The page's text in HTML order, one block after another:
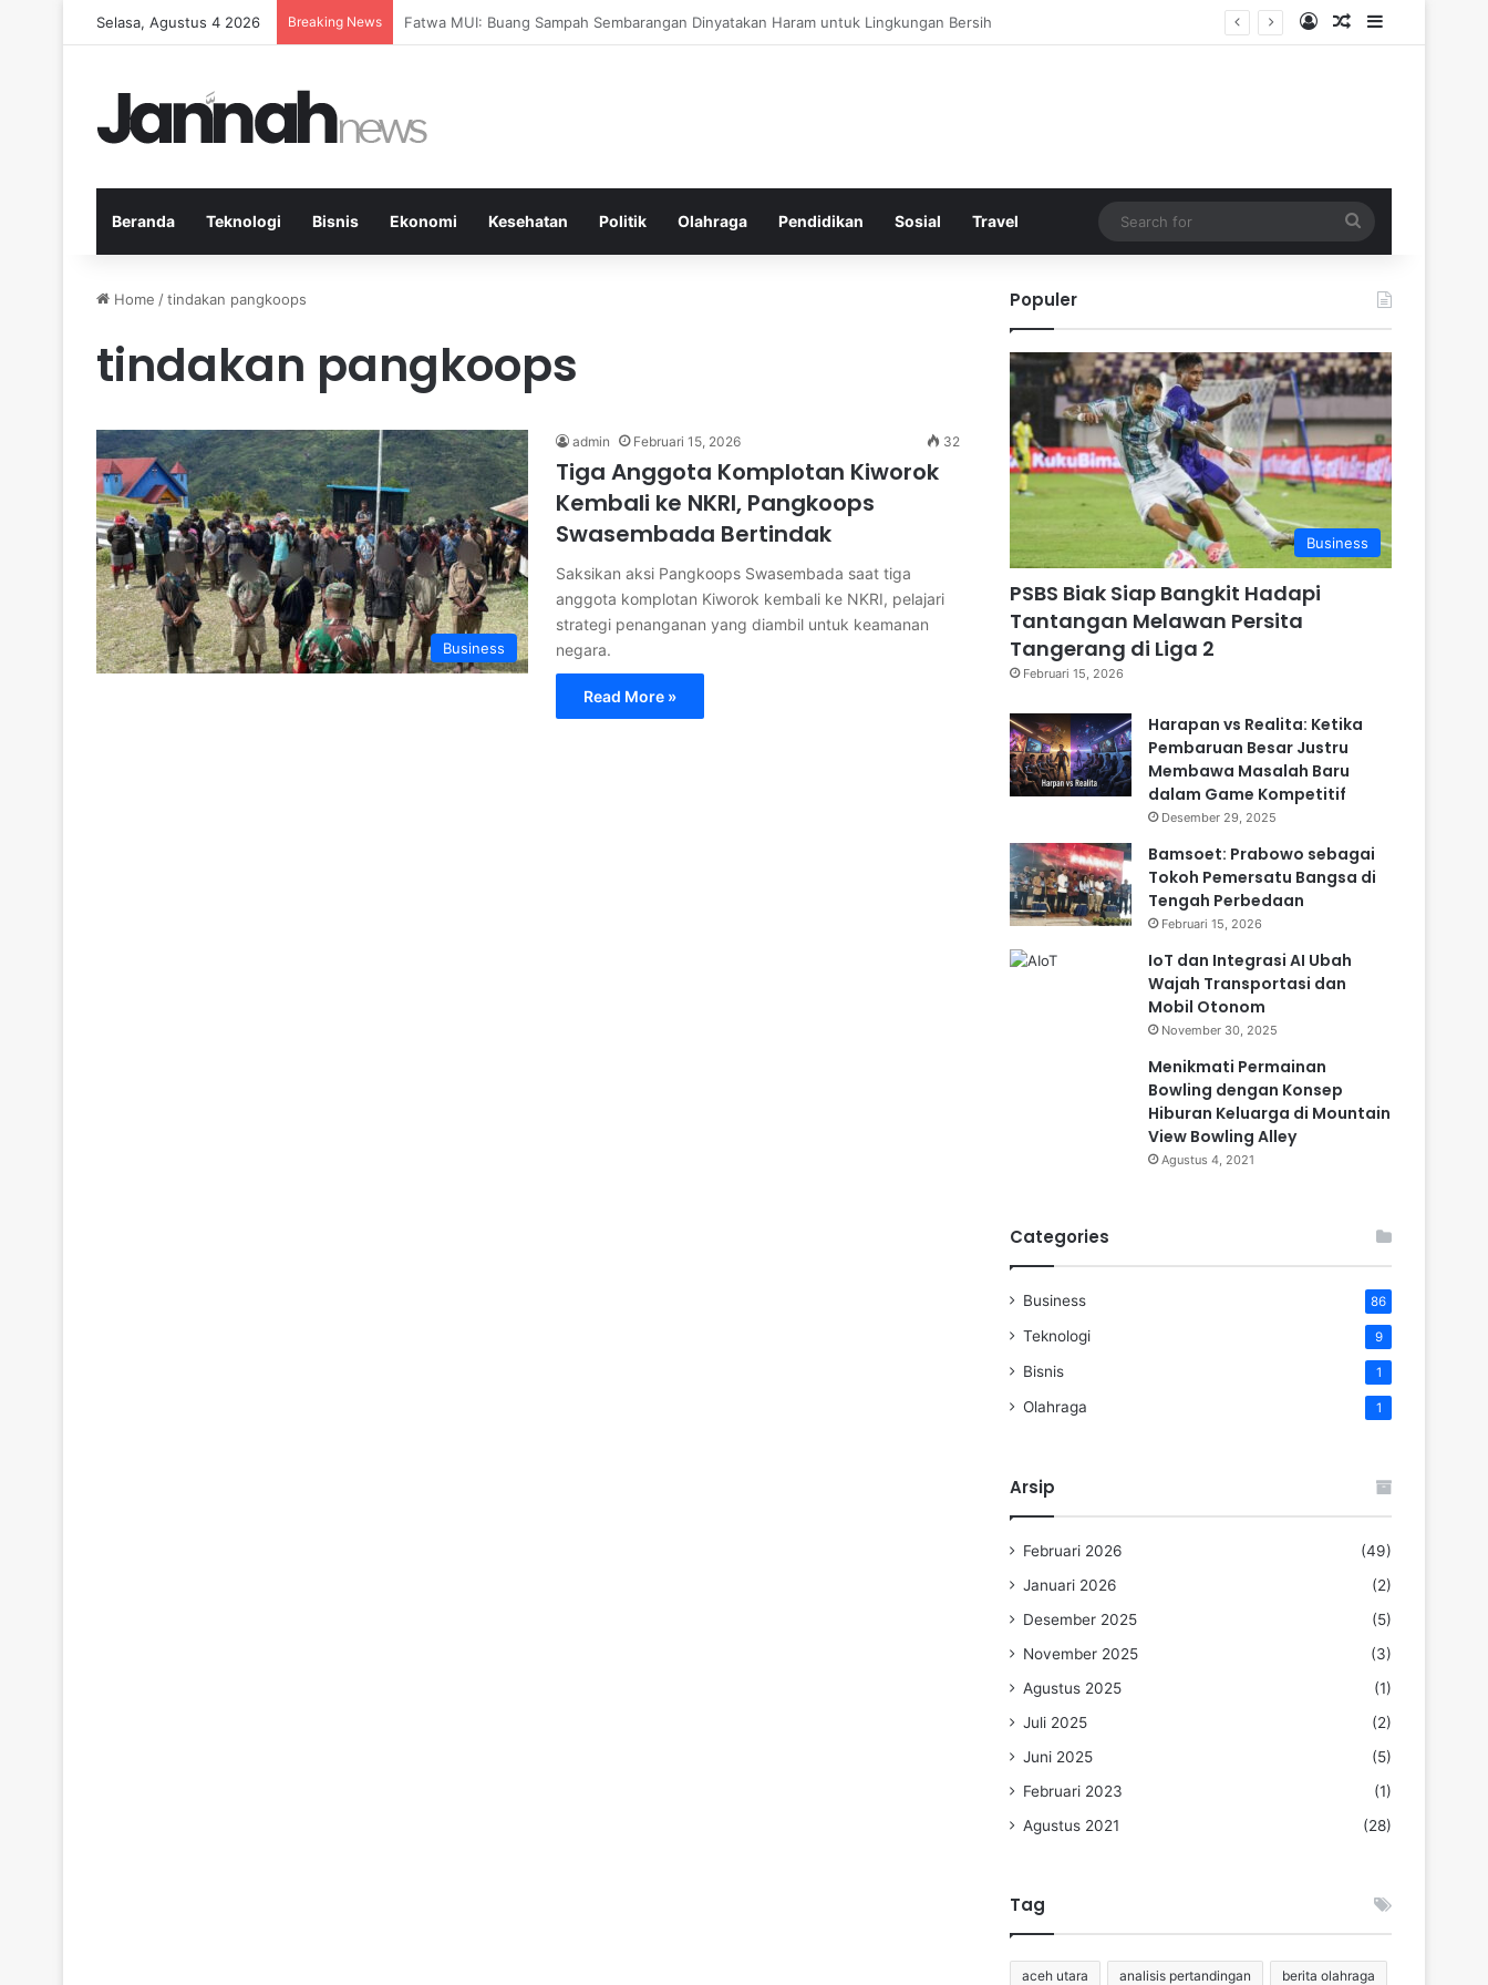
Selasa, Agustus 4 2026 Breaking News Pep Guardiola Bergembira Memiliki John Stones Kembali di Timnya Log InRandom Article
Sidebar
Beranda Teknologi Bisnis Ekonomi Kesehatan Politik Olahraga Pendidikan Sosial Travel
for
Home /tindakan pangkoops
tindakan pangkoops
Business
admin Februari 15, 2026 32
Tiga Anggota Komplotan Kiworok
Kembali ke NKRI, Pangkoops
Swasembada Bertindak
Saksikan aksi Pangkoops Swasembada saat tiga
anggota komplotan Kiworok kembali ke NKRI, pelajari
strategi penanganan yang diambil untuk keamanan
negara.
Read More »
Populer
Business
PSBS Biak Siap Bangkit Hadapi
Tantangan Melawan Persita
Tangerang di Liga 2
Februari 15, 2026
Harapan vs Realita: Ketika
Pembaruan Besar Justru
Membawa Masalah Baru
dalam Game Kompetitif
Desember 29, 2025
Bamsoet: Prabowo sebagai
Tokoh Pemersatu Bangsa di
Tengah Perbedaan
Februari 15, 2026
⁠IoT dan Integrasi AI Ubah
Wajah Transportasi dan
Mobil Otonom
November 30, 2025
Menikmati Permainan
Bowling dengan Konsep
Hiburan Keluarga di Mountain
View Bowling Alley
Agustus 4, 2021
Categories
Business 86
Teknologi 9
Bisnis 1
Olahraga 1
Arsip
Februari 2026
(49)
Januari 2026
(2)
Desember 2025
(5)
November 2025
(3)
Agustus 2025
(1)
Juli 2025
(2)
Juni 2025
(5)
Februari 2023
(1)
Agustus 2021
(28)
Tag
aceh utara analisis pertandingan berita olahraga